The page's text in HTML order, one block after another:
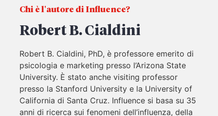
Chi è l'autore di Influence?
Robert B. Cialdini
Robert B. Cialdini, PhD, è professore emerito di
psicologia e marketing presso l’Arizona State
University. È stato anche visiting professor
presso la Stanford University e la University of
California di Santa Cruz. Influence si basa su 35
anni di ricerca sui fenomeni dell’influenza, della